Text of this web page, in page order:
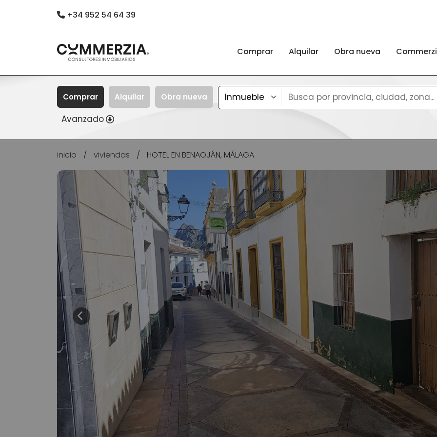
+34 952 54 64 39
Comprar Alquilar Obra nueva
Comprar Alquilar Obra nueva
Avanzado
inicio / viviendas / HOTEL EN BENAOJÁN, MÁLAGA.
Previous